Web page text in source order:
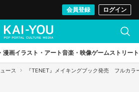
会員登録 ログイン
漫画イラスト・アート音楽・映像ゲームストリート
ース 『TENET』メイキングブック発売 フルカラ